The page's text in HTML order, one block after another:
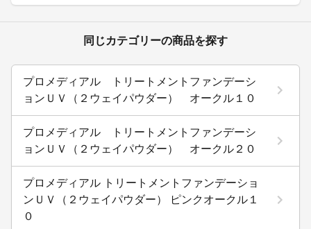
同じカテゴリーの商品を探す
プロメディアル トリートメントファンデーシ
ョンＵＶ（２ウェイパウダー） オークル１０
プロメディアル トリートメントファンデーシ
ョンＵＶ（２ウェイパウダー） オークル２０
プロメディアル トリートメントファンデーショ
ンＵＶ（２ウェイパウダー） ピンクオークル１
０